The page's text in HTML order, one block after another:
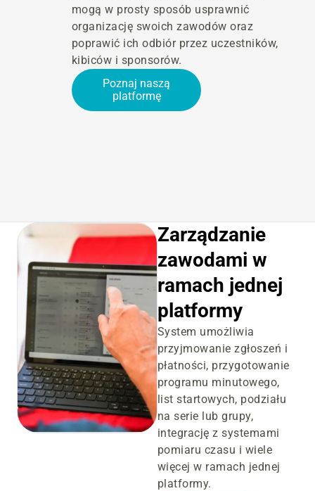
mogą w prosty sposób usprawnić
organizację swoich zawodów oraz
poprawić ich odbiór przez uczestników,
kibiców i sponsorów.
Poznaj naszą
platformę
Zarządzanie
zawodami w
ramach jednej
platformy
System umożliwia
przyjmowanie zgłoszeń i
płatności, przygotowanie
programu minutowego,
list startowych, podziału
na serie lub grupy,
integrację z systemami
pomiaru czasu i wiele
więcej w ramach jednej
platformy.